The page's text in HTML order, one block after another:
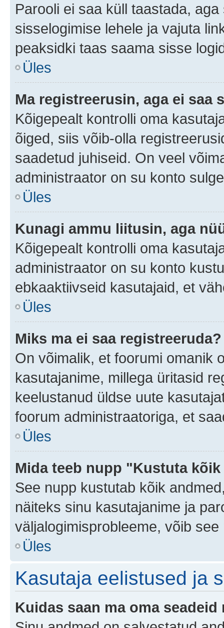
Parooli ei saa küll taastada,
sisselogimise lehele ja vajuta
peaksidki taas saama sisse
Üles
Ma registreerusin, aga ei saa
Kõigepealt kontrolli oma
õiged, siis võib-olla
saadetud juhiseid. On veel
administraator on su konto
Üles
Kunagi ammu liitusin, aga
Kõigepealt kontrolli oma
administraator on su konto
ebkaaktiivseid kasutajaid, et
Üles
Miks ma ei saa registreeruda?
On võimalik, et foorumi omanik
kasutajanime, millega üritasid
keelustanud üldse uute
foorum administraatoriga, et
Üles
Mida teeb nupp "Kustuta
See nupp kustutab kõik
näiteks sinu kasutajanime ja
väljalogimisprobleeme, võib see
Üles
Kasutaja eelistused ja
Kuidas saan ma oma seadeid